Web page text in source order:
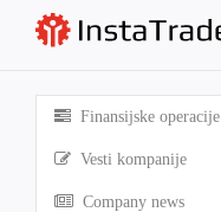
Finansijske operacije
Vesti kompanije
Company news